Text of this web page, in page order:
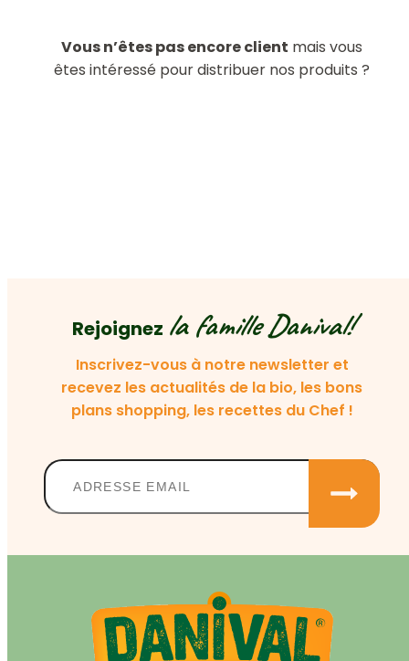
Vous n’êtes pas encore client mais vous
êtes intéressé pour distribuer nos produits ?
Rejoignez la famille Danival!
Inscrivez-vous à notre newsletter et
recevez les actualités de la bio, les bons
plans shopping, les recettes du Chef !